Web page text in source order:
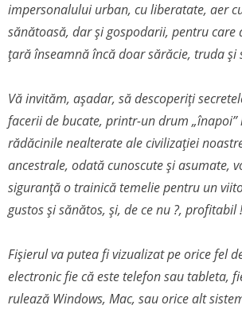
impersonalului urban, cu liberatate, aer
sănătoasă, dar și gospodarii, pentru care
țară înseamnă încă doar sărăcie, truda și
Vă invităm, așadar, să descoperiți
facerii de bucate, printr-un drum
rădăcinile nealterate ale civilizației
ancestrale, odată cunoscute și asumate,
siguranță o trainică temelie pentru un
gustos și sănătos, și, de ce nu ?, profitabil !
Fișierul va putea fi vizualizat pe orice fel
electronic fie că este telefon sau tableta,
rulează Windows, Mac, sau orice alt